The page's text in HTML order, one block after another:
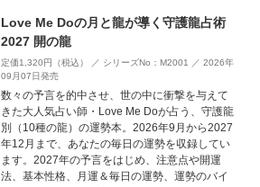
Love Me Doの月と龍が導く守護龍占術
2027 開の龍
定価1,320円（税込） ／ シリーズNo：M2001 ／ 2026年
09月07日発売
数々の予言を的中させ、世の中に衝撃を与えて
きた大人気占い師・Love Me Doが占う、守護龍
別（10種の龍）の運勢本。2026年9月から2027
年12月まで、あなたの毎日の運勢を収録してい
ます。2027年の予言をはじめ、注意点や開運
法、基本性格、月運＆毎日の運勢、運勢のバイ